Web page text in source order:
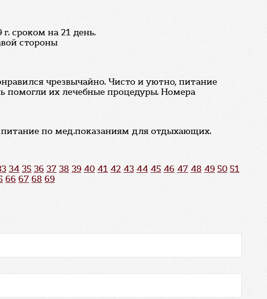
сроком на 21 день.
стороны
чрезвычайно. Чисто и уютно, питание
помогли их лечебные процедуры. Номера
питание по мед.показаниям для отдыхающих.
34 35 36 37 38 39 40 41 42 43 44 45 46 47 48 49 50 51
66 67 68 69